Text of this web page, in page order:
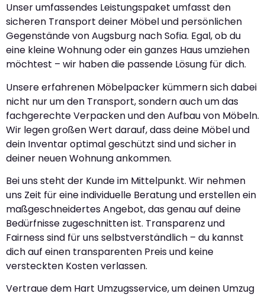
Unser umfassendes Leistungspaket umfasst den
sicheren Transport deiner Möbel und persönlichen
Gegenstände von Augsburg nach Sofia. Egal, ob du
eine kleine Wohnung oder ein ganzes Haus umziehen
möchtest – wir haben die passende Lösung für dich.
Unsere erfahrenen Möbelpacker kümmern sich dabei
nicht nur um den Transport, sondern auch um das
fachgerechte Verpacken und den Aufbau von Möbeln.
Wir legen großen Wert darauf, dass deine Möbel und
dein Inventar optimal geschützt sind und sicher in
deiner neuen Wohnung ankommen.
Bei uns steht der Kunde im Mittelpunkt. Wir nehmen
uns Zeit für eine individuelle Beratung und erstellen ein
maßgeschneidertes Angebot, das genau auf deine
Bedürfnisse zugeschnitten ist. Transparenz und
Fairness sind für uns selbstverständlich – du kannst
dich auf einen transparenten Preis und keine
versteckten Kosten verlassen.
Vertraue dem Hart Umzugsservice, um deinen Umzug